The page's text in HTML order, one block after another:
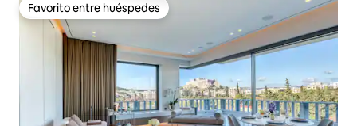
Favorito entre huéspedes
Favorito entre huéspedes